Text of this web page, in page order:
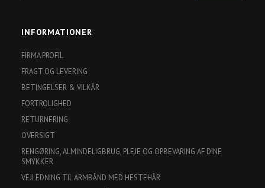
INFORMATIONER
FIRMA PROFIL
FRAGT OG LEVERING
BETINGELSER & VILKÅR
FORTROLIGHED
RETURNERING
OVERSIGT
RENGØRING, ALMINDELIGBRUG, PLEJE OG OPBEVARING AF DINE
SMYKKER
VEJLEDNING TIL ARMBÅND MED HESTEHÅR